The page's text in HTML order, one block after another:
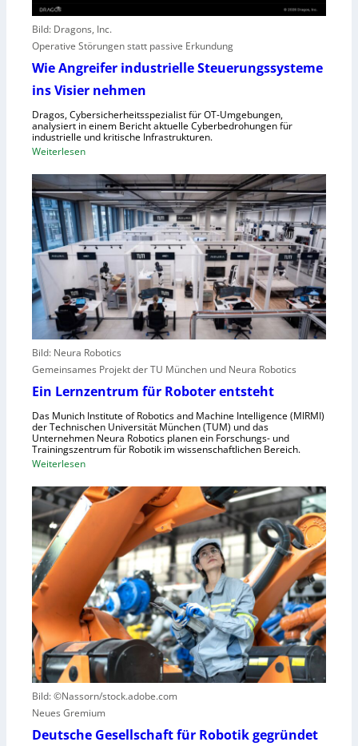
o
r
ü
r
e
n
t
r
a
l
e
u
r
o
p
a
e
i
r
n
,
w
a
c
h
s
e
l
l
e
c
h
n
e
l
e
r
u
n
u
t
z
e
n
Bild: Dragons, Inc.
Operative Störungen statt passive Erkundung
Wie Angreifer industrielle Steuerungssysteme
ins Visier nehmen
Dragos, Cybersicherheitsspezialist für OT-Umgebungen,
analysiert in einem Bericht aktuelle Cyberbedrohungen für
industrielle und kritische Infrastrukturen.
Weiterlesen:
e
A
n
g
e
i
f
e
r
i
u
s
t
r
i
e
l
e
u
e
r
u
n
g
s
s
Bild: Neura Robotics
Gemeinsames Projekt der TU München und Neura Robotics
Ein Lernzentrum für Roboter entsteht
Das Munich Institute of Robotics and Machine Intelligence (MIRMI)
der Technischen Universität München (TUM) und das
Unternehmen Neura Robotics planen ein Forschungs- und
Trainingszentrum für Robotik im wissenschaftlichen Bereich.
Weiterlesen:
i
n
z
e
n
t
r
u
m
f
ü
Bild: ©Nassorn/stock.adobe.com
Neues Gremium
Deutsche Gesellschaft für Robotik gegründet